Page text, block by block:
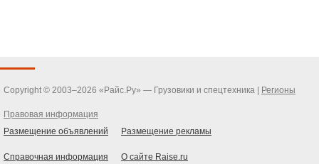
Copyright © 2003–2026 «Райс.Ру» — Грузовики и спецтехника | Регионы
Правовая информация
Размещение объявлений
Размещение рекламы
Справочная информация О сайте Raise.ru